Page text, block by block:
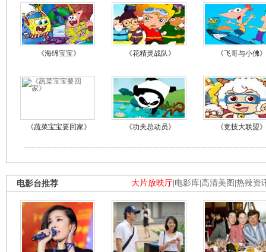
《海绵宝宝》 《花精灵战队》 《飞哥与小佛》
《蔬菜宝宝要回家》 《功夫总动员》 《竞技大联盟》
大片放映厅 电影库 高清美图 热辣资
电影台推荐